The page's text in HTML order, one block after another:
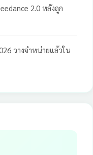
2.0 หลังถูก
วางจำหน่ายแล้วใน